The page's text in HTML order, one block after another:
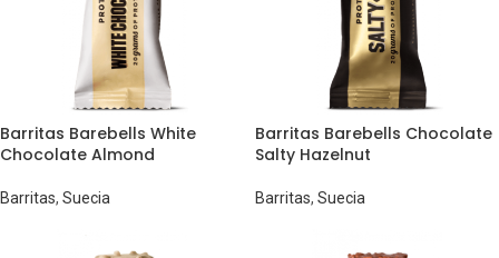
Barritas Barebells White
Chocolate Almond
Barritas, Suecia
Barritas Barebells Chocolate
Salty Hazelnut
Barritas, Suecia